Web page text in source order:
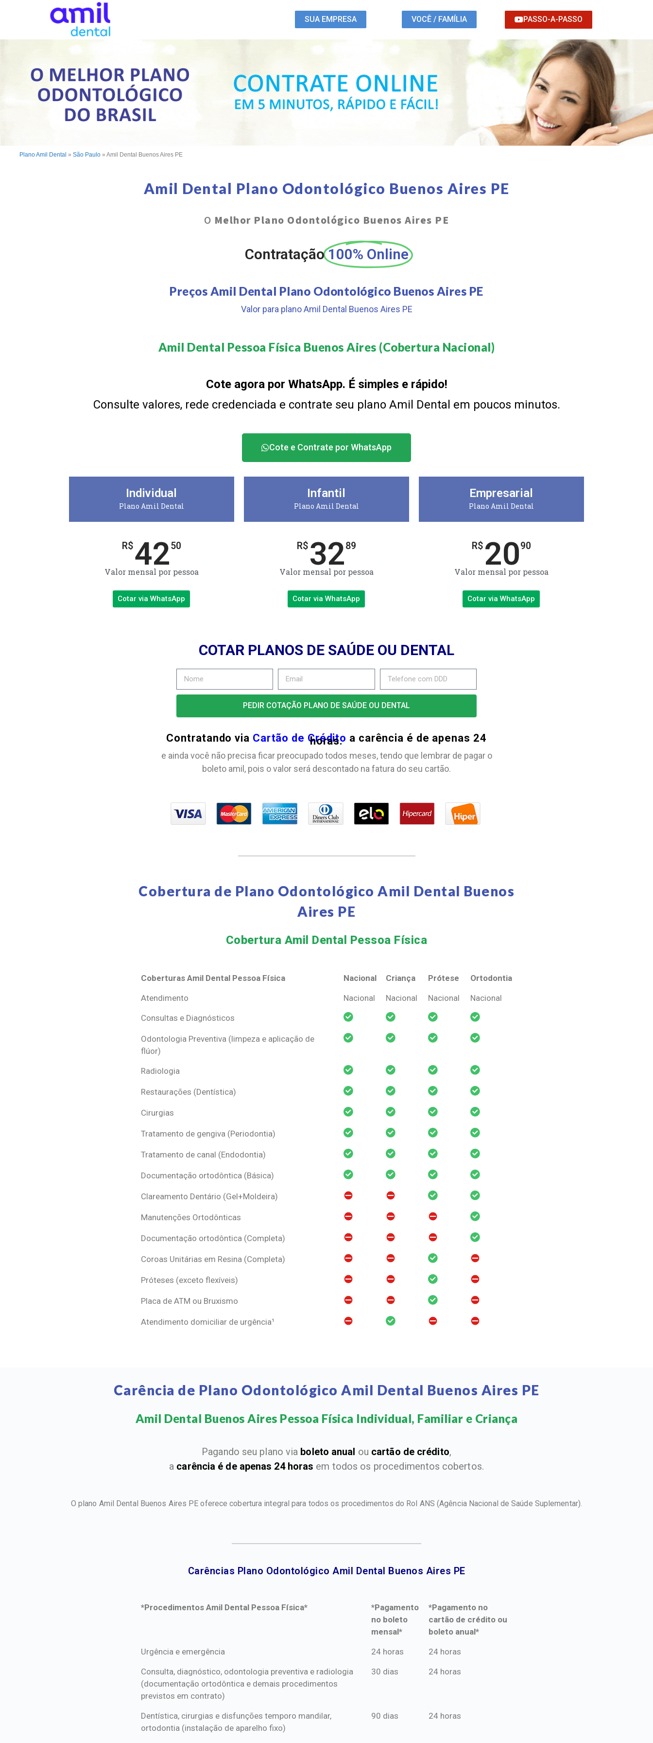
SUA EMPRESA VOCÊ / FAMÍLIA PASSO-A-PASSO
Plano Amil Dental » São Paulo » Amil Dental Buenos Aires PE
Amil Dental Plano Odontológico Buenos Aires PE
O Melhor Plano Odontológico Buenos Aires PE
Contratação 100% Online
Preços Amil Dental Plano Odontológico Buenos Aires PE
Valor para plano Amil Dental Buenos Aires PE
Amil Dental Pessoa Física Buenos Aires (Cobertura Nacional)​
Cote agora por WhatsApp. É simples e rápido!
Consulte valores, rede credenciada e contrate seu plano Amil Dental em poucos minutos.
Cote e Contrate por WhatsApp
Individual
Plano Amil Dental
R$4250
Valor mensal por pessoa
Cotar via WhatsApp
Infantil
Plano Amil Dental
R$ 3289
Valor mensal por pessoa
Cotar via WhatsApp
Empresarial
Plano Amil Dental
R$ 2090
Valor mensal por pessoa
Cotar via WhatsApp
COTAR PLANOS DE SAÚDE OU DENTAL
PEDIR COTAÇÃO PLANO DE SAÚDE OU DENTAL
Contratando via Cartão de Crédito a carência é de apenas 24
horas.
e ainda você não precisa ficar preocupado todos meses, tendo que lembrar de pagar o
boleto amil, pois o valor será descontado na fatura do seu cartão.
Cobertura de Plano Odontológico Amil Dental Buenos
Aires PE
Cobertura Amil Dental Pessoa Física​
Coberturas Amil Dental Pessoa Física Nacional Criança Prótese
Ortodontia
Coberturas Amil Dental Pessoa Física
Nacional Criança Prótese Ortodontia
Atendimento Nacional Nacional Nacional Nacional
Consultas e Diagnósticos
Odontologia Preventiva (limpeza e aplicação de
flúor)
Radiologia
Restaurações (Dentística)
Cirurgias
Tratamento de gengiva (Periodontia)
Tratamento de canal (Endodontia)
Documentação ortodôntica (Básica)
Clareamento Dentário (Gel+Moldeira)
Manutenções Ortodônticas
Documentação ortodôntica (Completa)
Coroas Unitárias em Resina (Completa)
Próteses (exceto flexíveis)
Placa de ATM ou Bruxismo
Atendimento domiciliar de urgência¹
Carência de Plano Odontológico Amil Dental Buenos Aires PE
Amil Dental Buenos Aires Pessoa Física Individual, Familiar e Criança​
Pagando seu plano via boleto anual ou cartão de crédito,
a carência é de apenas 24 horas em todos os procedimentos cobertos.
O plano Amil Dental Buenos Aires PE oferece cobertura integral para todos os procedimentos do Rol ANS(Agência Nacional de Saúde Suplementar).
Carências Plano Odontológico Amil Dental Buenos Aires PE​
*Procedimentos Amil Dental Pessoa Física*
*Pagamento
no boleto
mensal*
*Pagamento no
cartão de crédito ou
boleto anual*
*Procedimentos Amil Dental Pessoa Física*
*Pagamento
mensal*
*Pagamento no
boleto anual*
Urgência e emergência 24 horas 24 horas
Consulta, diagnóstico, odontologia preventiva e radiologia
(documentação ortodôntica e demais procedimentos
previstos em contrato)
30 dias 24 horas
Dentística, cirurgias e disfunções temporo mandilar,
ortodontia (instalação de aparelho fixo)
90 dias 24 horas